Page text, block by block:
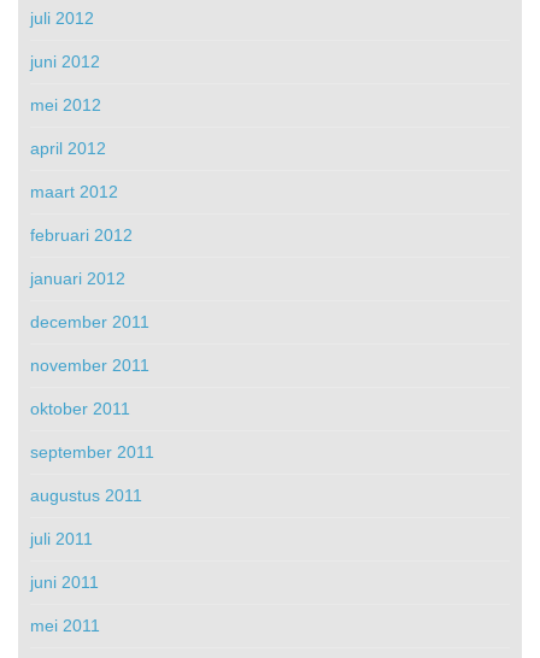
juli 2012
juni 2012
mei 2012
april 2012
maart 2012
februari 2012
januari 2012
december 2011
november 2011
oktober 2011
september 2011
augustus 2011
juli 2011
juni 2011
mei 2011